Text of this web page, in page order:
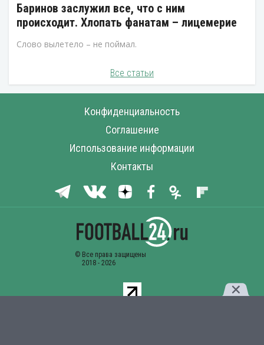
Баринов заслужил все, что с ним
происходит. Хлопать фанатам – лицемерие
Слово вылетело – не поймал.
Все статьи
Конфиденциальность
Соглашение
Использование информации
Контакты